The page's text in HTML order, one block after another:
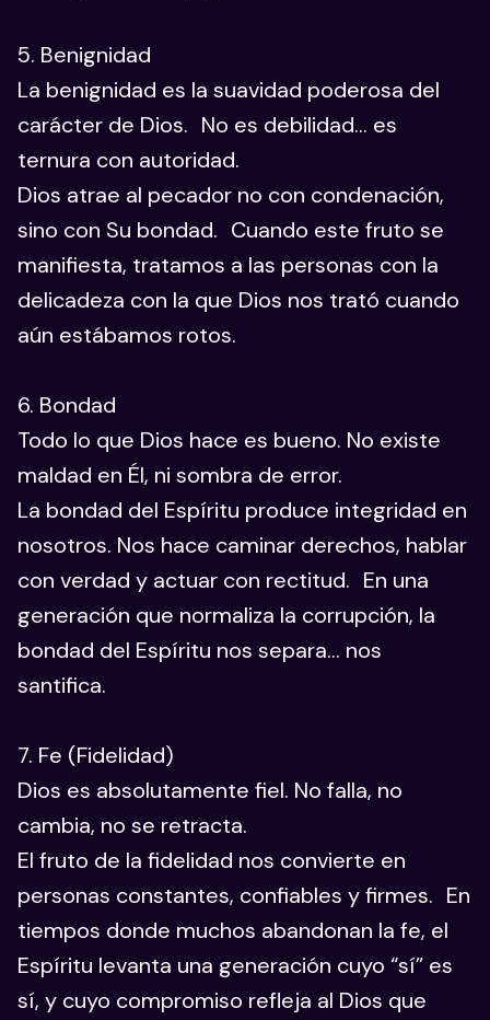
5. Benignidad
La benignidad es la suavidad poderosa del
carácter de Dios. No es debilidad… es
ternura con autoridad.
Dios atrae al pecador no con condenación,
sino con Su bondad. Cuando este fruto se
manifiesta, tratamos a las personas con la
delicadeza con la que Dios nos trató cuando
aún estábamos rotos.
6. Bondad
Todo lo que Dios hace es bueno. No existe
maldad en Él, ni sombra de error.
La bondad del Espíritu produce integridad en
nosotros. Nos hace caminar derechos, hablar
con verdad y actuar con rectitud. En una
generación que normaliza la corrupción, la
bondad del Espíritu nos separa… nos
santifica.
7. Fe (Fidelidad)
Dios es absolutamente fiel. No falla, no
cambia, no se retracta.
El fruto de la fidelidad nos convierte en
personas constantes, confiables y firmes. En
tiempos donde muchos abandonan la fe, el
Espíritu levanta una generación cuyo “sí” es
sí, y cuyo compromiso refleja al Dios que